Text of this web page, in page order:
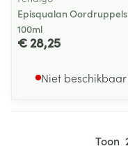
Episqualan Oordruppels
100ml
€ 28,25
Niet beschikbaar
Toon